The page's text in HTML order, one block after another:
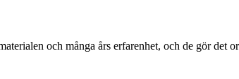
och många års erfarenhet, och de gör det